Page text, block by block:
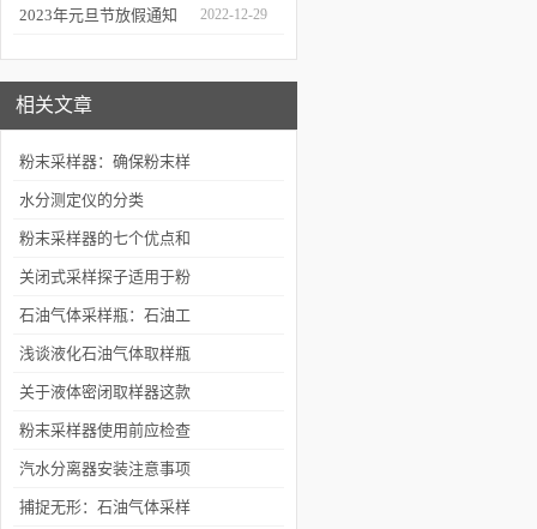
集、贮存和分析气体样品
2023年元旦节放假通知 2022-12-29
相关文章
粉末采样器：确保粉末样
品准确采集的专业工具
水分测定仪的分类
粉末采样器的七个优点和
具体的使用方法
关闭式采样探子适用于粉
末、小颗粒、小晶体等固
体化工产品采样
石油气体采样瓶：石油工
业的“精确捕捉器”
浅谈液化石油气体取样瓶
的使用步骤
关于液体密闭取样器这款
设备你了解多少呢？
粉末采样器使用前应检查
是否清洁
汽水分离器安装注意事项
捕捉无形：石油气体采样